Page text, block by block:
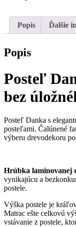
bez
úložného
Popis Ďalšie
Popis
Posteľ
bez
Posteľ Danka s
posteľami. Čalúnené
výberu drevodekoru
Hrúbka laminovanej
vynikajúcu a
postele.
Výška postele je
Matrac ešte celkovú
vstávanie z postele,